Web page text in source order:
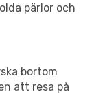
pärlor och
bortom
att resa på